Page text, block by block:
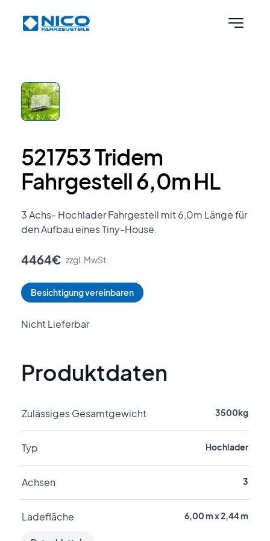
521753 Tridem
Fahrgestell 6,0m HL
3 Achs- Hochlader Fahrgestell mit 6,0m Länge für
den Aufbau eines Tiny-House.
4464€ zzgl. MwSt.
Besichtigung vereinbaren
Nicht Lieferbar
Produktdaten
Zulässiges Gesamtgewicht 3500kg
Typ Hochlader
Achsen 3
Ladefläche 6,00 m x 2,44 m